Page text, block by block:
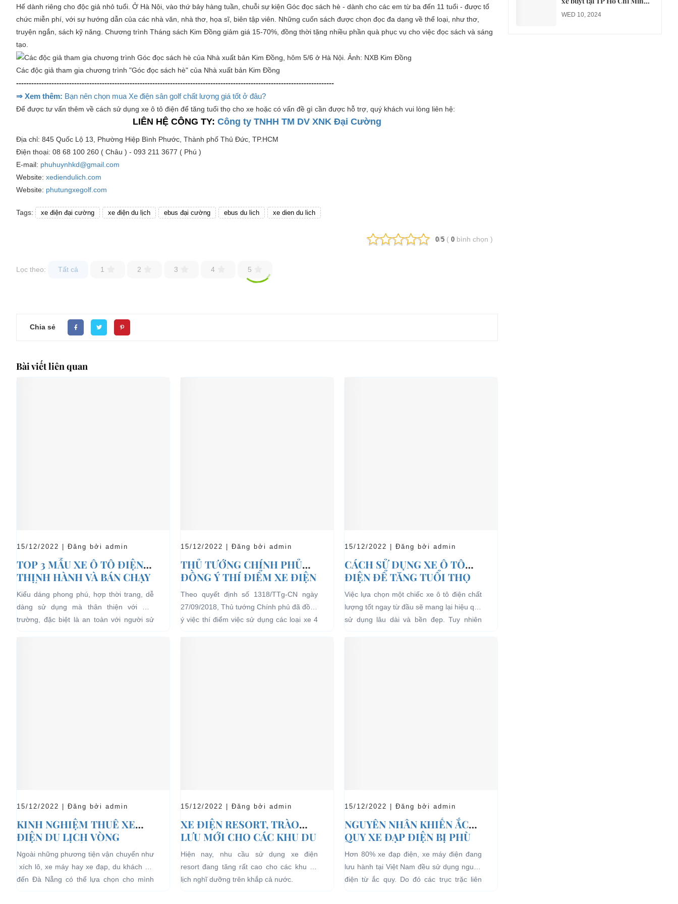
Hế dành riêng cho độc giả nhỏ tuổi. Ở Hà Nội, vào thứ bảy hàng tuần, chuỗi sự kiện Góc đọc sách hè - dành cho các em từ ba đến 11 tuổi - được tổ
chức miễn phí, với sự hướng dẫn của các nhà văn, nhà thơ, họa sĩ, biên tập viên. Những cuốn sách được chọn đọc đa dạng về thể loại, như thơ,
truyện ngắn, sách kỹ năng. Chương trình Tháng sách Kim Đồng giảm giá 15-70%, đồng thời tặng nhiều phần quà phục vụ cho việc đọc sách và sáng
tạo.
Các độc giả tham gia chương trình "Góc đọc sách hè" của Nhà xuất bản Kim Đồng
------------------------------------------------------------------------------------------------------------------------------
⇒ Xem thêm: Bạn nên chọn mua Xe điện sân golf chất lượng giá tốt ở đâu?
Để được tư vấn thêm về cách sử dụng xe ô tô điện để tăng tuổi thọ cho xe hoặc có vấn đề gì cần được hỗ trợ, quý khách vui lòng liên hệ:
LIÊN HỆ CÔNG TY: Công ty TNHH TM DV XNK Đại Cường
Địa chỉ: 845 Quốc Lộ 13, Phường Hiệp Bình Phước, Thành phố Thủ Đức, TP.HCM
Điện thoại: 08 68 100 260 ( Châu ) - 093 211 3677 ( Phú )
E-mail: phuhuynhkd@gmail.com
Website: xediendulich.com
Website: phutungxegolf.com
Tags: xe điện đại cường xe điện du lịch ebus đại cường ebus du lich xe dien du lich
0/5 ( 0 bình chọn )
Lọc theo: Tất cả 1 2 3 4 5
Chia sẻ
Bài viết liên quan
15/12/2022 | Đăng bởi admin
TOP 3 MẪU XE Ô TÔ ĐIỆN
THỊNH HÀNH VÀ BÁN CHẠY
NHẤT HIỆN NAY
Kiểu dáng phong phú, hợp thời trang, dễ
dàng sử dụng mà thân thiện với môi
trường, đặc biệt là an toàn với người sử
15/12/2022 | Đăng bởi admin
THỦ TƯỚNG CHÍNH PHỦ
ĐỒNG Ý THÍ ĐIỂM XE ĐIỆN
04 BÁNH CHỞ KHÁCH DU
LỊCH TẠI CÁC KHU VỰC
HẠN CHẾ
Theo quyết định số 1318/TTg-CN ngày
27/09/2018, Thủ tướng Chính phủ đã đồng
ý việc thí điểm việc sử dụng các loại xe 4
15/12/2022 | Đăng bởi admin
CÁCH SỬ DỤNG XE Ô TÔ
ĐIỆN ĐỂ TĂNG TUỔI THỌ
CHO XE
Việc lựa chọn một chiếc xe ô tô điện chất
lượng tốt ngay từ đầu sẽ mang lại hiệu quả
sử dụng lâu dài và bền đẹp. Tuy nhiên
15/12/2022 | Đăng bởi admin
KINH NGHIỆM THUÊ XE
ĐIỆN DU LỊCH VÒNG
QUANH ĐÀ NẴNG
Ngoài những phương tiện vận chuyển như
xích lô, xe máy hay xe đạp, du khách khi
đến Đà Nẵng có thể lựa chọn cho mình
15/12/2022 | Đăng bởi admin
XE ĐIỆN RESORT, TRÀO
LƯU MỚI CHO CÁC KHU DU
LỊCH NGHĨ DƯỠNG.
Hiện nay, nhu cầu sử dụng xe điện
resort đang tăng rất cao cho các khu du
lịch nghĩ dưỡng trên khắp cả nước.
15/12/2022 | Đăng bởi admin
NGUYÊN NHÂN KHIẾN ẮC
QUY XE ĐẠP ĐIỆN BỊ PHÙ
Hơn 80% xe đạp điện, xe máy điện đang
lưu hành tại Việt Nam đều sử dụng nguồn
điện từ ắc quy. Do đó các trục trặc liên
sang xe điện từ năm 2026
WED 10, 2024